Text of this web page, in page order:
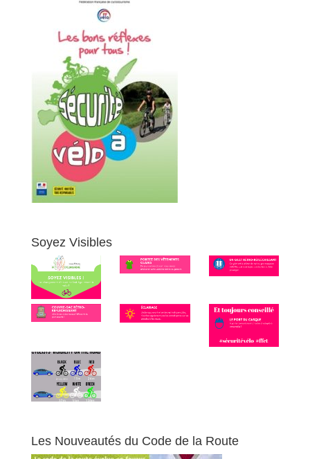
Soyez Visibles
Les Nouveautés du Code de la Route